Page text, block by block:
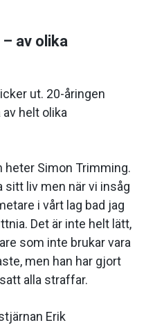
av olika
ut. 20-åringen
helt olika
heter Simon Trimming.
sitt liv men när vi insåg
i vårt lag bad jag
Det är inte helt lätt,
som inte brukar vara
men han har gjort
alla straffar.
Erik